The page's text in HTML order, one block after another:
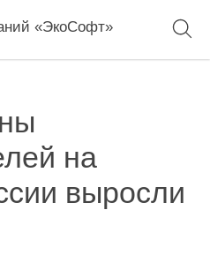
«ЭкоСофт»
на
выросли